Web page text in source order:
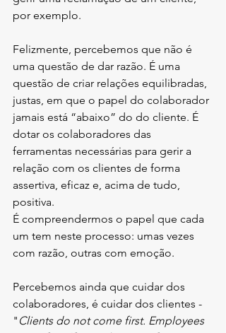
por exemplo.
Felizmente, percebemos que não é
uma questão de dar razão. É uma
questão de criar relações equilibradas,
justas, em que o papel do colaborador
jamais está “abaixo” do do cliente. É
dotar os colaboradores das
ferramentas necessárias para gerir a
relação com os clientes de forma
assertiva, eficaz e, acima de tudo,
positiva.
É compreendermos o papel que cada
um tem neste processo: umas vezes
com razão, outras com emoção.
Percebemos ainda que cuidar dos
colaboradores, é cuidar dos clientes -
" Clients do not come first. Employees